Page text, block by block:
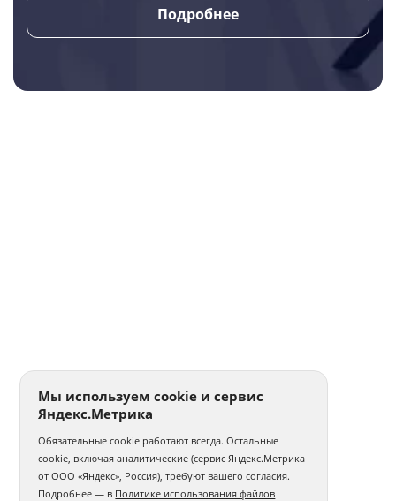
Подробнее
Мы используем cookie и сервис
Яндекс.Метрика
Обязательные cookie работают всегда. Остальные
cookie, включая аналитические (сервис Яндекс.Метрика
от ООО «Яндекс», Россия), требуют вашего согласия.
Подробнее — в Политике использования файлов